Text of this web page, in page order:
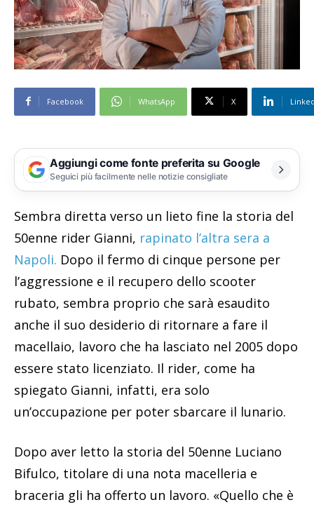
Facebook WhatsApp X
Aggiungi come fonte preferita su Google
Seguici più facilmente nelle notizie consigliate
Sembra diretta verso un lieto fine la storia del
50enne rider Gianni, rapinato l’altra sera a
Napoli. Dopo il fermo di cinque persone per
l’aggressione e il recupero dello scooter
rubato, sembra proprio che sarà esaudito
anche il suo desiderio di ritornare a fare il
macellaio, lavoro che ha lasciato nel 2005 dopo
essere stato licenziato. Il rider, come ha
spiegato Gianni, infatti, era solo
un’occupazione per poter sbarcare il lunario.
Dopo aver letto la storia del 50enne Luciano
Bifulco, titolare di una nota macelleria e
braceria gli ha offerto un lavoro. «Quello che è